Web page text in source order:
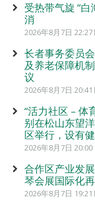
受热带气旋 “
消
2026年8月7日 22:27
长者事务委员
及养老保障机
议
2026年8月7日 20:41
“活力社区 – 体
别在松山东望
区举行，设有
2026年8月7日 20:00
合作区产业发
琴会展国际化
2026年8月7日 19:21